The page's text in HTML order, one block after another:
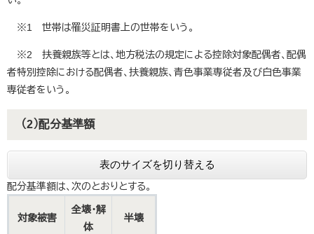
※1 世帯は罹災証明書上の世帯をいう。
※2 扶養親族等とは、地方税法の規定による控除対象配偶者、配偶
者特別控除における配偶者、扶養親族、青色事業専従者及び白色事業
専従者をいう。
（2）配分基準額
表のサイズを切り替える
配分基準額は、次のとおりとする。
対象被害
全壊・解
体
半壊